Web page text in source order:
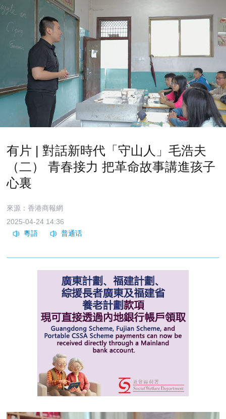
有片 | 對話新時代「守山人」毛浩夫
（二） 青春接力 把革命故事講進孩子
心裏
來源：香港商報網
2025-04-24 14:36